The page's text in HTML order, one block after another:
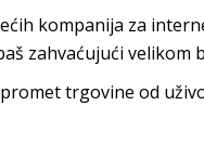
kompanija za
zahvaćujući velikom
trgovine od